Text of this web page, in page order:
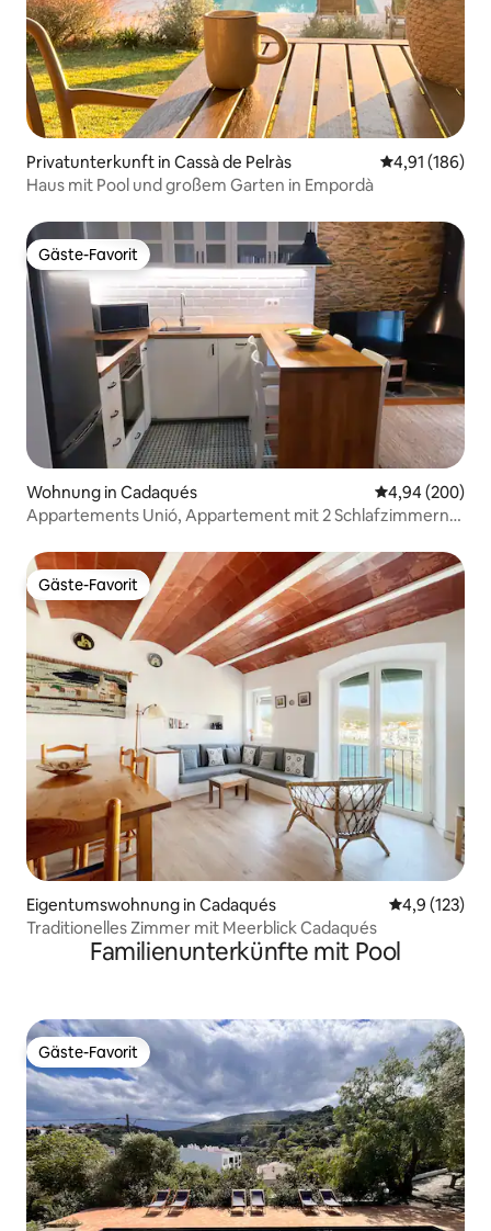
Privatunterkunft in Cassà de Pelràs
4,91 (186)
Haus mit Pool und großem Garten in Empordà
Gäste-Favorit
Gäste-Favorit
Wohnung in Cadaqués
4,94 (200)
Appartements Unió, Appartement mit 2 Schlafzimmern
Gäste-Favorit
Gäste-Favorit
Eigentumswohnung in Cadaqués
4,9 (123)
Traditionelles Zimmer mit Meerblick Cadaqués
Familienunterkünfte mit Pool
Gäste-Favorit
Gäste-Favorit